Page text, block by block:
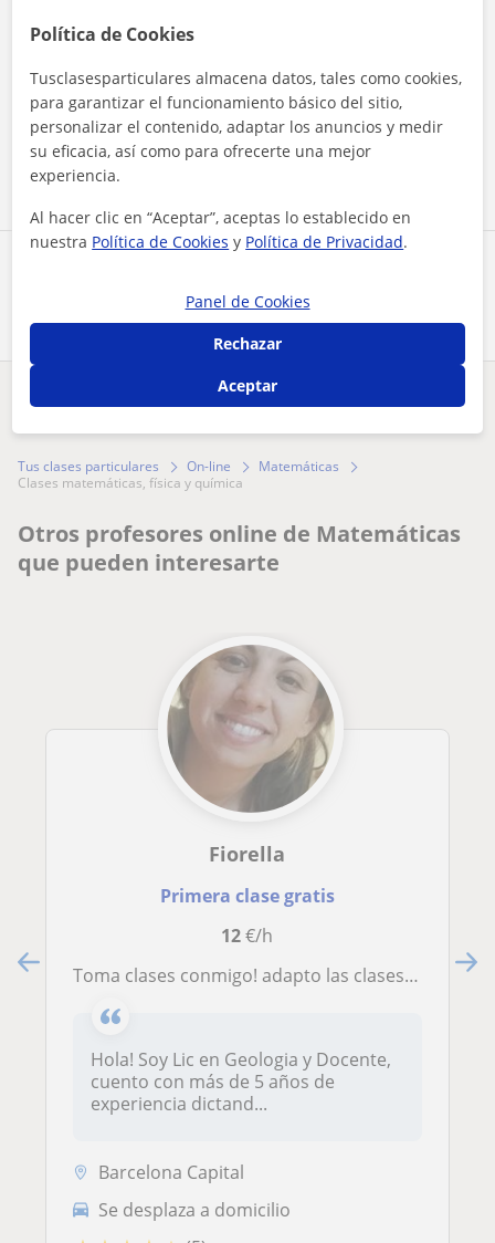
Al hacer clic, aceptas nuestroaviso legaly deprivacidad
Contactar ahora
¿Hay algún error en este perfil?Cuéntanos
Tus clases particulares On-line
Matemáticas
clases matemáticas, física y química
Otros profesores online de Matemáticas
que pueden interesarte
Fiorella
Primera clase gratis
12€/h
Toma clases conmigo! adapto las clases a tus necesidades, no te vas a arrepentir!
Hola! Soy Lic en Geologia y Docente,
cuento con más de 5 años de
experiencia dictand...
Barcelona Capital
Se desplaza a domicilio
Política de Cookies
Tusclasesparticulares almacena datos, tales como cookies,
para garantizar el funcionamiento básico del sitio,
personalizar el contenido, adaptar los anuncios y medir
su eficacia, así como para ofrecerte una mejor
experiencia.
Al hacer clic en “Aceptar”, aceptas lo establecido en
nuestra Política de Cookies y Política de Privacidad.
Panel de Cookies
Rechazar
Aceptar